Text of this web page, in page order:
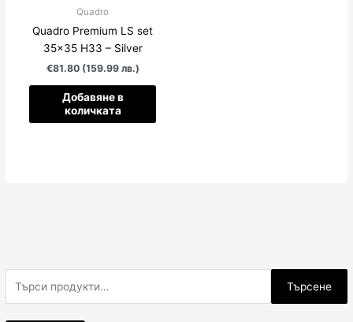
Търсене
Quadro
Quadro Premium LS set
35×35 H33 – Silver
€81.80 (159.99 лв.)
Добавяне в
количката